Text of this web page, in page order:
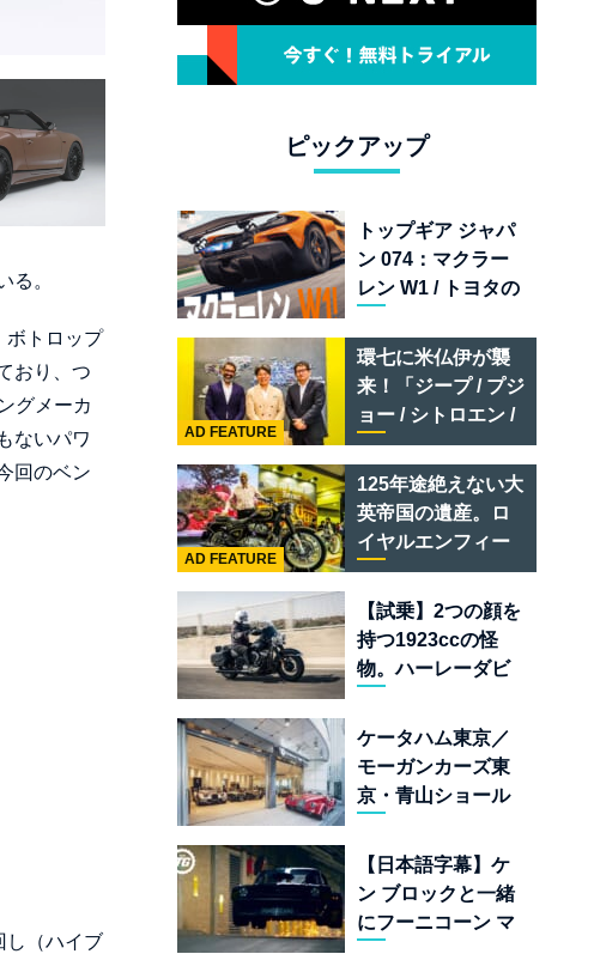
る。
ボトロップ
おり、つ
グメーカ
ないパワ
回のベン
し（ハイブ
ピックアップ
トップギア ジャパ
ン 074：マクラー
レン W1 / トヨタの
ー戦略 /フェラーリ
849 テスタロッサ /
テメラリオ /ベント
レー スーパースポ
ーツ
環七に米仏伊が襲
来！「ジープ / プジ
ョー / シトロエン /
フィアット / アバル
ト足立」はクルマ
のセレクトショッ
プである
AD FEATURE
125年途絶えない大
英帝国の遺産。ロ
イヤルエンフィー
ルド責任者に訊
く、新型
「BULLET 650」
と“時間の質”を愛
する理由
AD FEATURE
【試乗】2つの顔を
持つ1923ccの怪
物。ハーレーダビ
ォーキーエイト
117」の深淵を覗く
ケータハム東京／
モーガンカーズ東
京・青山ショール
「移動手段」では
なく「人生」だ
【日本語字幕】ケ
ン ブロックと一緒
にフーニコーン マ